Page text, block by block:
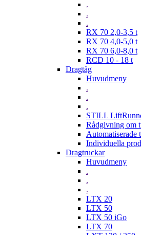
.
.
.
RX 70 2,0-3,5 t
RX 70 4,0-5,0 t
RX 70 6,0-8,0 t
RCD 10 - 18 t
Dragtåg
Huvudmeny
.
.
.
STILL
Rådgivning om
Automatiserade
Individuella
Dragtruckar
Huvudmeny
.
.
.
LTX 20
LTX 50
LTX 50 iGo
LTX 70